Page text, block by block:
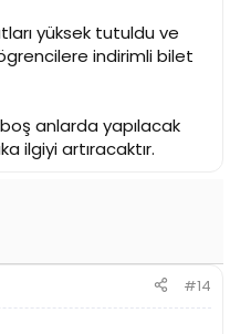
yüksek tutuldu ve
indirimli bilet
anlarda yapılacak
ilgiyi artıracaktır.
#14